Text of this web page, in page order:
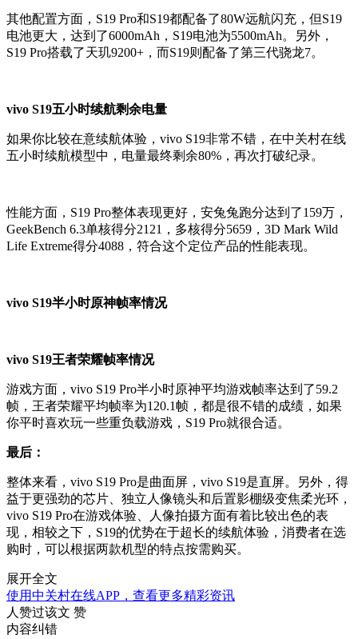
其他配置方面，S19 Pro和S19都配备了80W远航闪充，但S19
电池更大，达到了6000mAh，S19电池为5500mAh。另外，
S19 Pro搭载了天玑9200+，而S19则配备了第三代骁龙7。
vivo S19五小时续航剩余电量
如果你比较在意续航体验，vivo S19非常不错，在中关村在线
五小时续航模型中，电量最终剩余80%，再次打破纪录。
性能方面，S19 Pro整体表现更好，安兔兔跑分达到了159万，
GeekBench 6.3单核得分2121，多核得分5659，3D Mark Wild
Life Extreme得分4088，符合这个定位产品的性能表现。
vivo S19半小时原神帧率情况
vivo S19王者荣耀帧率情况
游戏方面，vivo S19 Pro半小时原神平均游戏帧率达到了59.2
帧，王者荣耀平均帧率为120.1帧，都是很不错的成绩，如果
你平时喜欢玩一些重负载游戏，S19 Pro就很合适。
最后：
整体来看，vivo S19 Pro是曲面屏，vivo S19是直屏。另外，得
益于更强劲的芯片、独立人像镜头和后置影棚级变焦柔光环，
vivo S19 Pro在游戏体验、人像拍摄方面有着比较出色的表
现，相较之下，S19的优势在于超长的续航体验，消费者在选
购时，可以根据两款机型的特点按需购买。
展开全文
使用中关村在线APP，查看更多精彩资讯
人赞过该文 赞
内容纠错